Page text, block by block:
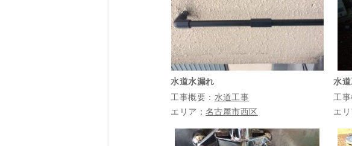
水道水漏れ
工事概要： 水道工事
エリア： 名古屋市西区
水
工事
エリ